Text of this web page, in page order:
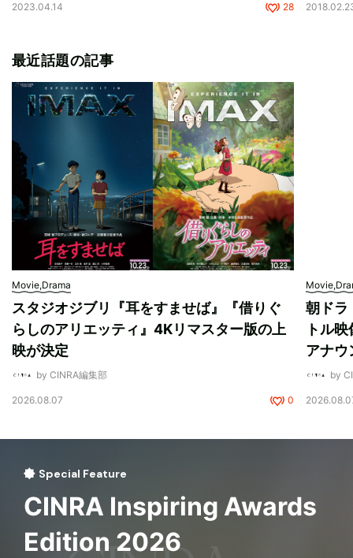
2023.04.14 28
最近話題の記事
Movie,Drama
スタジオジブリ『耳をすませば』『借りぐ
らしのアリエッティ』4Kリマスター版の上
映が決定
by CINRA編集部
2026.08.07 0
朝ドラ
トル
アナウ
by
Special Feature
CINRA Inspiring Awards
Edition 2026